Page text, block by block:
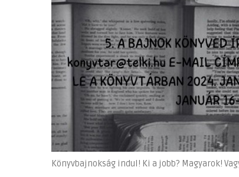
Könyvbajnokság indul! Ki a jobb? Magyarok!